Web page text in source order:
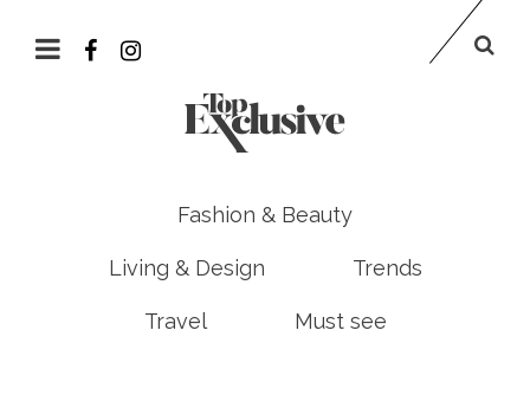
Fashion & Beauty
Living & Design Trends
Travel Must see